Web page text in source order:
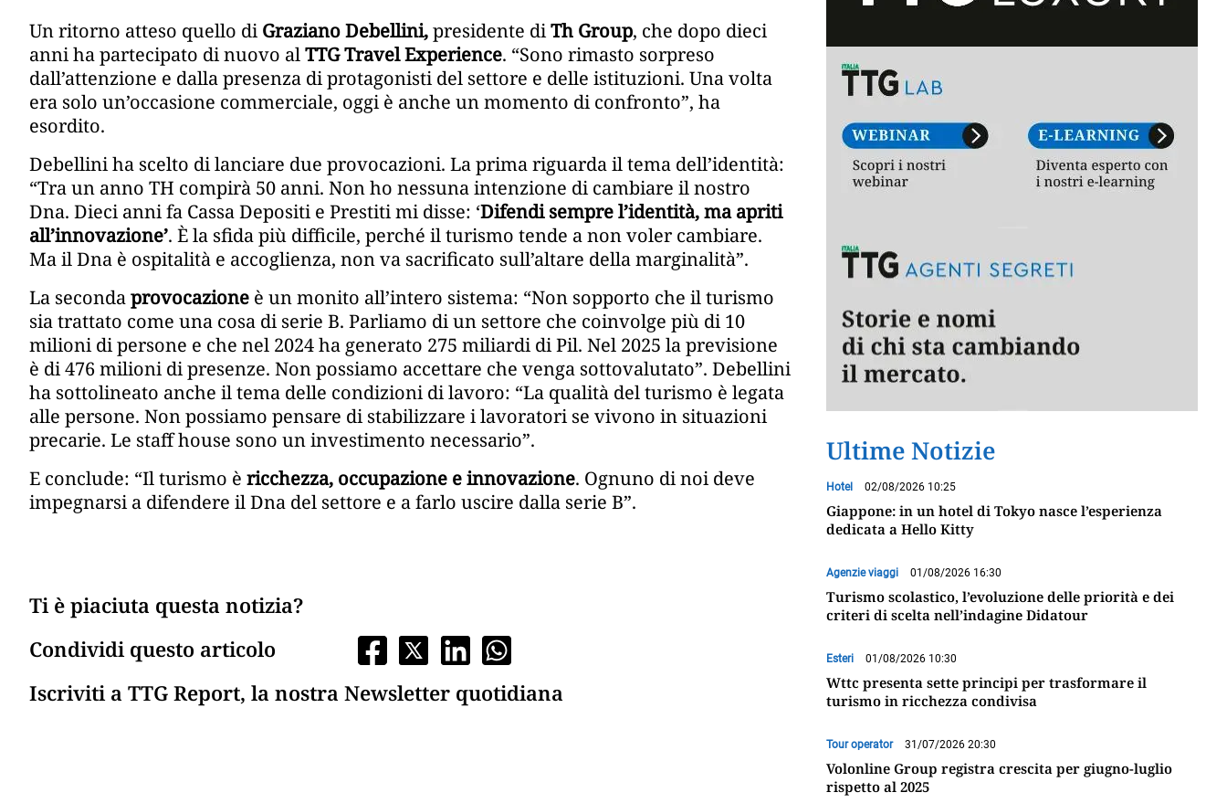
Un ritorno atteso quello diGraziano Debellini,presidente diTh Group, che dopo dieci
anni ha partecipato di nuovo alTTG Travel Experience. “Sono rimasto sorpreso
dall’attenzione e dalla presenza di protagonisti del settore e delle istituzioni. Una volta
era solo un’occasione commerciale, oggi è anche un momento di confronto”, ha
esordito.
Debellini ha scelto di lanciare due provocazioni. La prima riguarda il tema dell’identità:
“Tra un anno TH compirà 50 anni. Non ho nessuna intenzione di cambiare il nostro
Dna. Dieci anni fa Cassa Depositi e Prestiti mi disse: ‘Difendi sempre l’identità, ma apriti
all’innovazione’. È la sfida più difficile, perché il turismo tende a non voler cambiare.
Ma il Dna è ospitalità e accoglienza, non va sacrificato sull’altare della marginalità”.
La secondaprovocazione è un monito all’intero sistema: “Non sopporto che il turismo
sia trattato come una cosa di serie B. Parliamo di un settore che coinvolge più di 10
milioni di persone e che nel 2024 ha generato 275 miliardi di Pil. Nel 2025 la previsione
è di 476 milioni di presenze. Non possiamo accettare che venga sottovalutato”. Debellini
ha sottolineato anche il tema delle condizioni di lavoro: “La qualità del turismo è legata
alle persone. Non possiamo pensare di stabilizzare i lavoratori se vivono in situazioni
precarie. Le staff house sono un investimento necessario”.
E conclude: “Il turismo è ricchezza, occupazione e innovazione. Ognuno di noi deve
impegnarsi a difendere il Dna del settore e a farlo uscire dalla serie B”.
Ti è piaciuta questa notizia?
Condividi questo articolo
Iscriviti a TTG Report, la nostra Newsletter quotidiana
Ultime Notizie
Hotel 02/08/2026 10:25
Giappone: in un hotel di Tokyo nasce l’esperienza
dedicata a Hello Kitty
Agenzie viaggi 01/08/2026 16:30
Turismo scolastico, l’evoluzione delle priorità e dei
criteri di scelta nell’indagine Didatour
Esteri 01/08/2026 10:30
Wttc presenta sette principi per trasformare il
turismo in ricchezza condivisa
Tour operator 31/07/2026 20:30
Volonline Group registra crescita per giugno-luglio
rispetto al 2025